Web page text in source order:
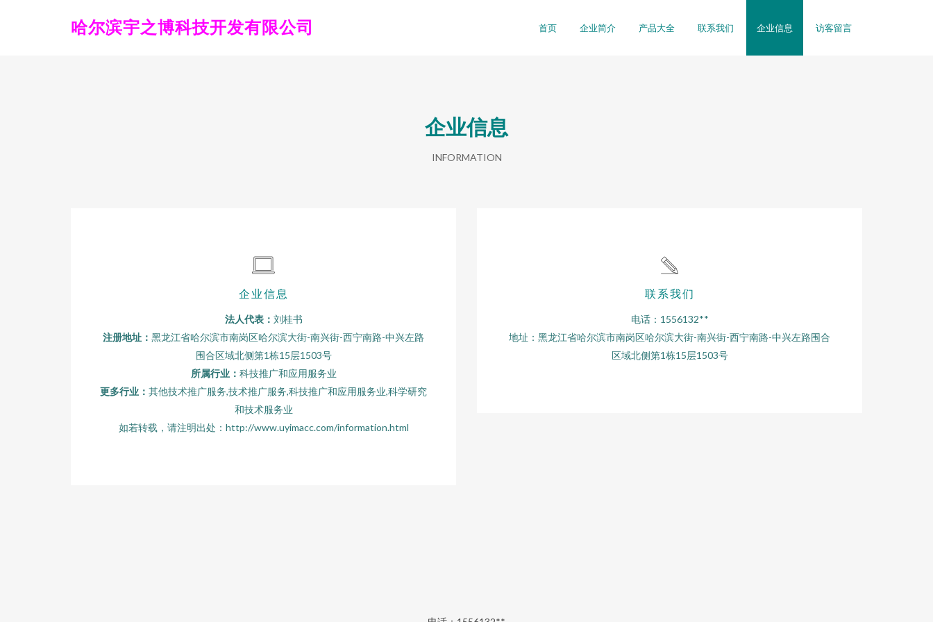
哈尔滨宇之博科技开发有限公司 首页 企业简介 产品大全 联系我们 企业信息 访客留言
企业信息
INFORMATION
企业信息
法人代表： 刘桂书
注册地址： 黑龙江省哈尔滨市南岗区哈尔滨大街-南兴街-西宁南路-中兴左路
围合区域北侧第1栋15层1503号
所属行业： 科技推广和应用服务业
更多行业： 其他技术推广服务,技术推广服务,科技推广和应用服务业,科学研究
和技术服务业
如若转载，请注明出处：http://www.uyimacc.com/information.html
联系我们
电话：1556132**
地址：黑龙江省哈尔滨市南岗区哈尔滨大街-南兴街-西宁南路-中兴左路围合
区域北侧第1栋15层1503号